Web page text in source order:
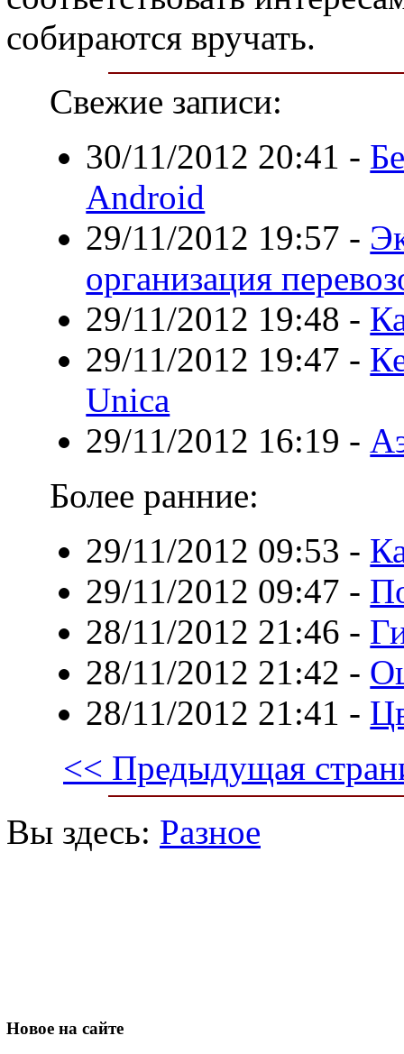
собираются вручать.
Свежие записи:
30/11/2012 20:41 -
Android
29/11/2012 19:57 -
организация
29/11/2012 19:48 -
29/11/2012 19:47 -
Unica
29/11/2012 16:19 -
Более ранние:
29/11/2012 09:53 -
29/11/2012 09:47 -
28/11/2012 21:46 -
28/11/2012 21:42 -
28/11/2012 21:41 -
<< Предыдущая
Вы здесь: Разное
Новое на сайте